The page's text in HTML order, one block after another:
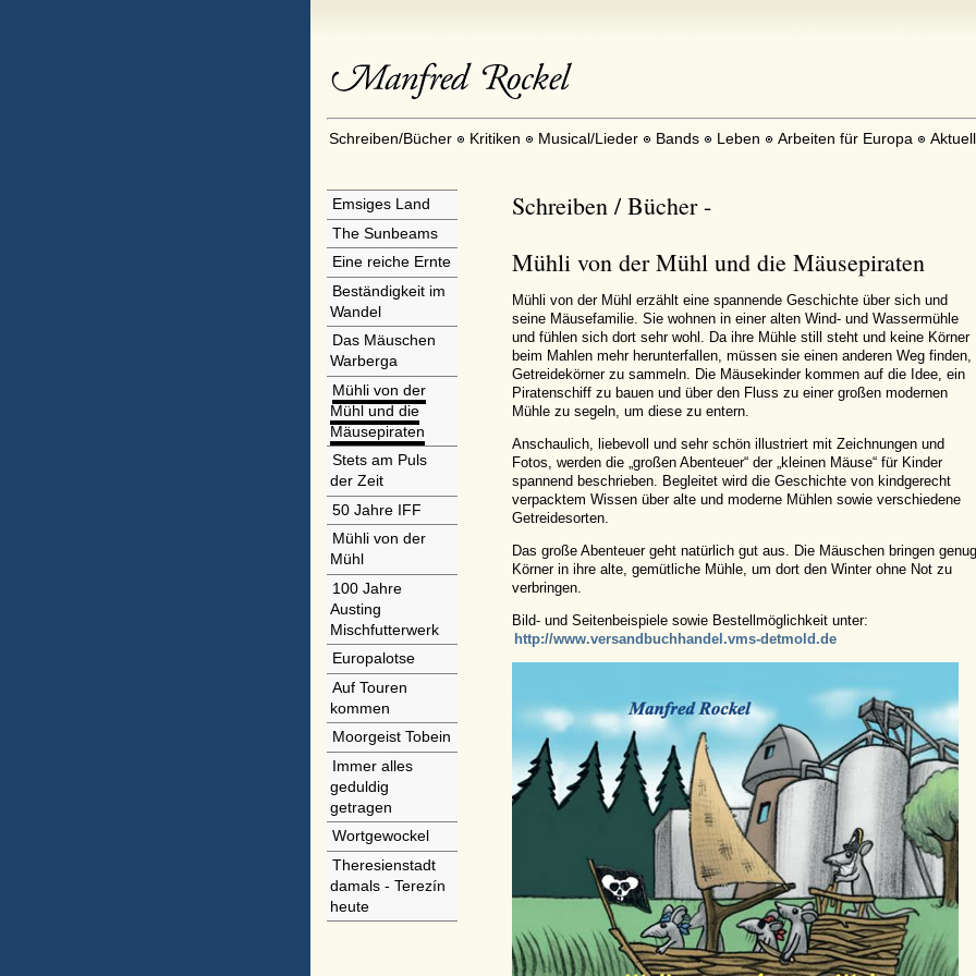
Schreiben/Bücher Kritiken Musical/Lieder Bands Leben Arbeiten für Europa
Emsiges Land
The Sunbeams
Eine reiche Ernte
Beständigkeit im
Wandel
Das Mäuschen
Warberga
Mühli von der
Mühl und die
Mäusepiraten
Stets am Puls
der Zeit
50 Jahre IFF
Mühli von der
Mühl
100 Jahre
Austing
Mischfutterwerk
Europalotse
Auf Touren
kommen
Moorgeist Tobein
Immer alles
geduldig
getragen
Wortgewockel
Theresienstadt
damals - Terezín
heute
Schreiben / Bücher -
Mühli von der Mühl und die Mäusepiraten
Mühli von der Mühl erzählt eine spannende Geschichte über sich und
seine Mäusefamilie. Sie wohnen in einer alten Wind- und Wassermühle
und fühlen sich dort sehr wohl. Da ihre Mühle still steht und keine Körner
beim Mahlen mehr herunterfallen, müssen sie einen anderen Weg finden,
Getreidekörner zu sammeln. Die Mäusekinder kommen auf die Idee, ein
Piratenschiff zu bauen und über den Fluss zu einer großen modernen
Mühle zu segeln, um diese zu entern.
Anschaulich, liebevoll und sehr schön illustriert mit Zeichnungen und
Fotos, werden die „großen Abenteuer“ der „kleinen Mäuse“ für Kinder
spannend beschrieben. Begleitet wird die Geschichte von kindgerecht
verpacktem Wissen über alte und moderne Mühlen sowie verschiedene
Getreidesorten.
Das große Abenteuer geht natürlich gut aus. Die Mäuschen bringen genug
Körner in ihre alte, gemütliche Mühle, um dort den Winter ohne Not zu
verbringen.
Bild- und Seitenbeispiele sowie Bestellmöglichkeit unter:
http://www.versandbuchhandel.vms-detmold.de